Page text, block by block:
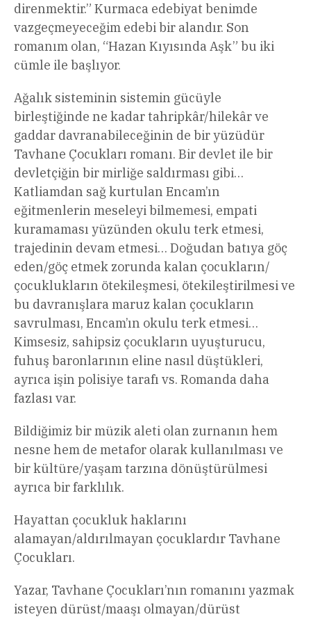
direnmektir.” Kurmaca edebiyat benimde
vazgeçmeyeceğim edebi bir alandır. Son
romanım olan, “Hazan Kıyısında Aşk” bu iki
cümle ile başlıyor.
Ağalık sisteminin sistemin gücüyle
birleştiğinde ne kadar tahripkâr/hilekâr ve
gaddar davranabileceğinin de bir yüzüdür
Tavhane Çocukları romanı. Bir devlet ile bir
devletçiğin bir mirliğe saldırması gibi…
Katliamdan sağ kurtulan Encam’ın
eğitmenlerin meseleyi bilmemesi, empati
kuramaması yüzünden okulu terk etmesi,
trajedinin devam etmesi… Doğudan batıya göç
eden/göç etmek zorunda kalan çocukların/
çocuklukların ötekileşmesi, ötekileştirilmesi ve
bu davranışlara maruz kalan çocukların
savrulması, Encam’ın okulu terk etmesi…
Kimsesiz, sahipsiz çocukların uyuşturucu,
fuhuş baronlarının eline nasıl düştükleri,
ayrıca işin polisiye tarafı vs. Romanda daha
fazlası var.
Bildiğimiz bir müzik aleti olan zurnanın hem
nesne hem de metafor olarak kullanılması ve
bir kültüre/yaşam tarzına dönüştürülmesi
ayrıca bir farklılık.
Hayattan çocukluk haklarını
alamayan/aldırılmayan çocuklardır Tavhane
Çocukları.
Yazar, Tavhane Çocukları’nın romanını yazmak
isteyen dürüst/maaşı olmayan/dürüst